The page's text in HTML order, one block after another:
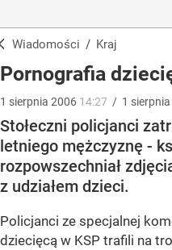
Wiadomości / Kraj
Pornografia
1 sierpnia 2006 14:27 / 1 sierpnia
Stołeczni policjanci
letniego mężczyznę -
rozpowszechniał
z udziałem dzieci.
Policjanci ze specjalnej
dziecięcą w KSP trafili na